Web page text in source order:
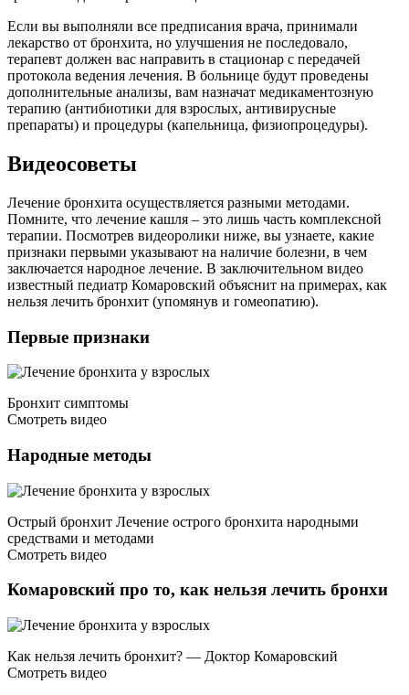
Если вы выполняли все предписания врача, принимали
лекарство от бронхита, но улучшения не последовало,
терапевт должен вас направить в стационар с передачей
протокола ведения лечения. В больнице будут проведены
дополнительные анализы, вам назначат медикаментозную
терапию (антибиотики для взрослых, антивирусные
препараты) и процедуры (капельница, физиопроцедуры).
Видеосоветы
Лечение бронхита осуществляется разными методами.
Помните, что лечение кашля – это лишь часть комплексной
терапии. Посмотрев видеоролики ниже, вы узнаете, какие
признаки первыми указывают на наличие болезни, в чем
заключается народное лечение. В заключительном видео
известный педиатр Комаровский объяснит на примерах, как
нельзя лечить бронхит (упомянув и гомеопатию).
Первые признаки
Бронхит симптомы
Смотреть видео
Народные методы
Острый бронхит Лечение острого бронхита народными
средствами и методами
Смотреть видео
Комаровский про то, как нельзя лечить бронхи
Как нельзя лечить бронхит? — Доктор Комаровский
Смотреть видео